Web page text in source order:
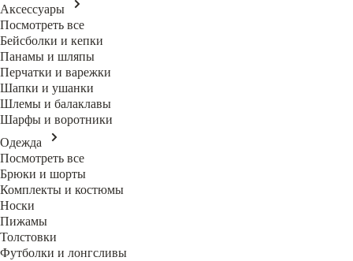
Аксессуары
Посмотреть все
Бейсболки и кепки
Панамы и шляпы
Перчатки и варежки
Шапки и ушанки
Шлемы и балаклавы
Шарфы и воротники
Одежда
Посмотреть все
Брюки и шорты
Комплекты и костюмы
Носки
Пижамы
Толстовки
Футболки и лонгсливы